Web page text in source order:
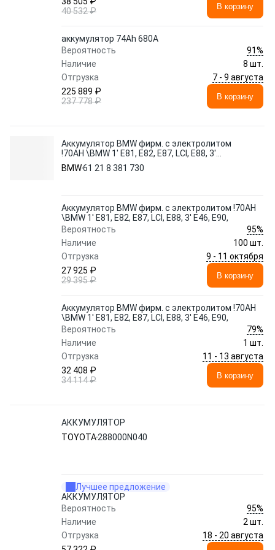
40 532 ₽
В корзину
аккумулятор 74Ah 680A
Вероятность
91%
Наличие
8 шт.
Отгрузка
7 - 9 августа
225 889 ₽
237 778 ₽
В корзину
Аккумулятор BMW фирм. с электролитом
!70AH \BMW 1' E81, E82, E87, LCI, E88, 3'
E46, E90,
BMW61 21 8 381 730
Аккумулятор BMW фирм. с электролитом !70AH
\BMW 1' E81, E82, E87, LCI, E88, 3' E46, E90,
Вероятность
95%
Наличие
100 шт.
Отгрузка
9 - 11 октября
27 925 ₽
29 395 ₽
В корзину
Аккумулятор BMW фирм. с электролитом !70AH
\BMW 1' E81, E82, E87, LCI, E88, 3' E46, E90,
Вероятность
79%
Наличие
1 шт.
Отгрузка
11 - 13 августа
32 408 ₽
34 114 ₽
В корзину
АККУМУЛЯТОР
TOYOTA288000N040
Лучшее предложение
АККУМУЛЯТОР
Вероятность
95%
Наличие
2 шт.
Отгрузка
18 - 20 августа